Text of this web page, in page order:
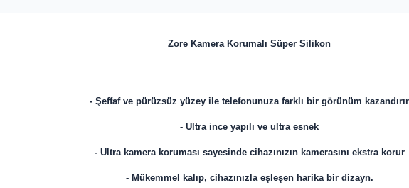
Zore Kamera Korumalı Süper Silikon
- Şeffaf ve pürüzsüz yüzey ile telefonunuza farklı bir görünüm kazandırır
- Ultra ince yapılı ve ultra esnek
- Ultra kamera koruması sayesinde cihazınızın kamerasını ekstra korur
- Mükemmel kalıp, cihazınızla eşleşen harika bir dizayn.